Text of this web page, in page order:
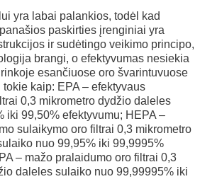
yra labai palankios, todėl kad
paskirties įrenginiai yra
ir sudėtingo veikimo principo,
brangi, o efektyvumas nesiekia
esančiuose oro švarintuvuose
kaip: EPA – efektyvaus
0,3 mikrometro dydžio daleles
iki 99,50% efektyvumu; HEPA –
sulaikymo oro filtrai 0,3 mikrometro
nuo 99,95% iki 99,9995%
– mažo pralaidumo oro filtrai 0,3
daleles sulaiko nuo 99,99995% iki